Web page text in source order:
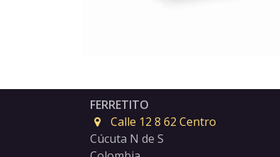
FERRETITO
Calle 12 8 62 Centro
Cúcuta N de S